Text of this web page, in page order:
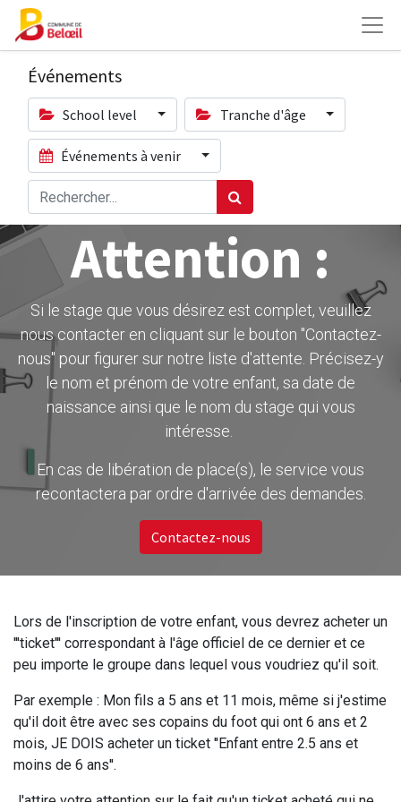
Événements
School level Tranche d'âge
Événements à venir
Attention :
Si le stage que vous désirez est complet, veuillez
nous contacter en cliquant sur le bouton ''Contactez-
nous" pour figurer sur notre liste d'attente. Précisez-y
le nom et prénom de votre enfant, sa date de
naissance ainsi que le nom du stage qui vous
intéresse.
En cas de libération de place(s), le service vous
recontactera par ordre d'arrivée des demandes.
Contactez-nous
Lors de l'inscription de votre enfant, vous devrez acheter un
'''ticket''' correspondant à l'âge officiel de ce dernier et ce
peu importe le groupe dans lequel vous voudriez qu'il soit.
Par exemple : Mon fils a 5 ans et 11 mois, même si j'estime
qu'il doit être avec ses copains du foot qui ont 6 ans et 2
mois, JE DOIS acheter un ticket ''Enfant entre 2.5 ans et
moins de 6 ans''.